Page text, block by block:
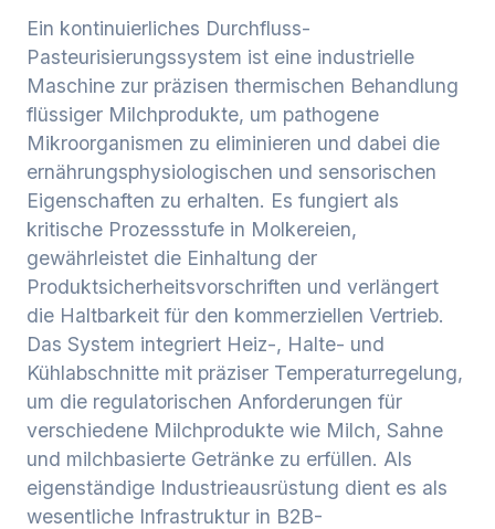
Ein kontinuierliches Durchfluss-
Pasteurisierungssystem ist eine industrielle
Maschine zur präzisen thermischen Behandlung
flüssiger Milchprodukte, um pathogene
Mikroorganismen zu eliminieren und dabei die
ernährungsphysiologischen und sensorischen
Eigenschaften zu erhalten. Es fungiert als
kritische Prozessstufe in Molkereien,
gewährleistet die Einhaltung der
Produktsicherheitsvorschriften und verlängert
die Haltbarkeit für den kommerziellen Vertrieb.
Das System integriert Heiz-, Halte- und
Kühlabschnitte mit präziser Temperaturregelung,
um die regulatorischen Anforderungen für
verschiedene Milchprodukte wie Milch, Sahne
und milchbasierte Getränke zu erfüllen. Als
eigenständige Industrieausrüstung dient es als
wesentliche Infrastruktur in B2B-